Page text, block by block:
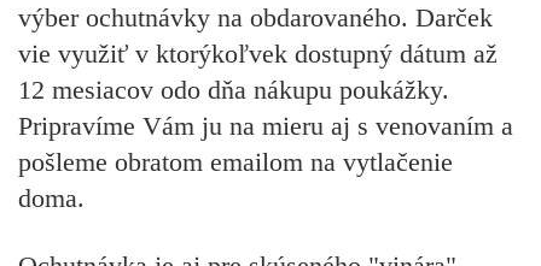
výber ochutnávky na obdarovaného. Darček
vie využiť v ktorýkoľvek dostupný dátum až
12 mesiacov odo dňa nákupu poukážky.
Pripravíme Vám ju na mieru aj s venovaním a
pošleme obratom emailom na vytlačenie
doma.